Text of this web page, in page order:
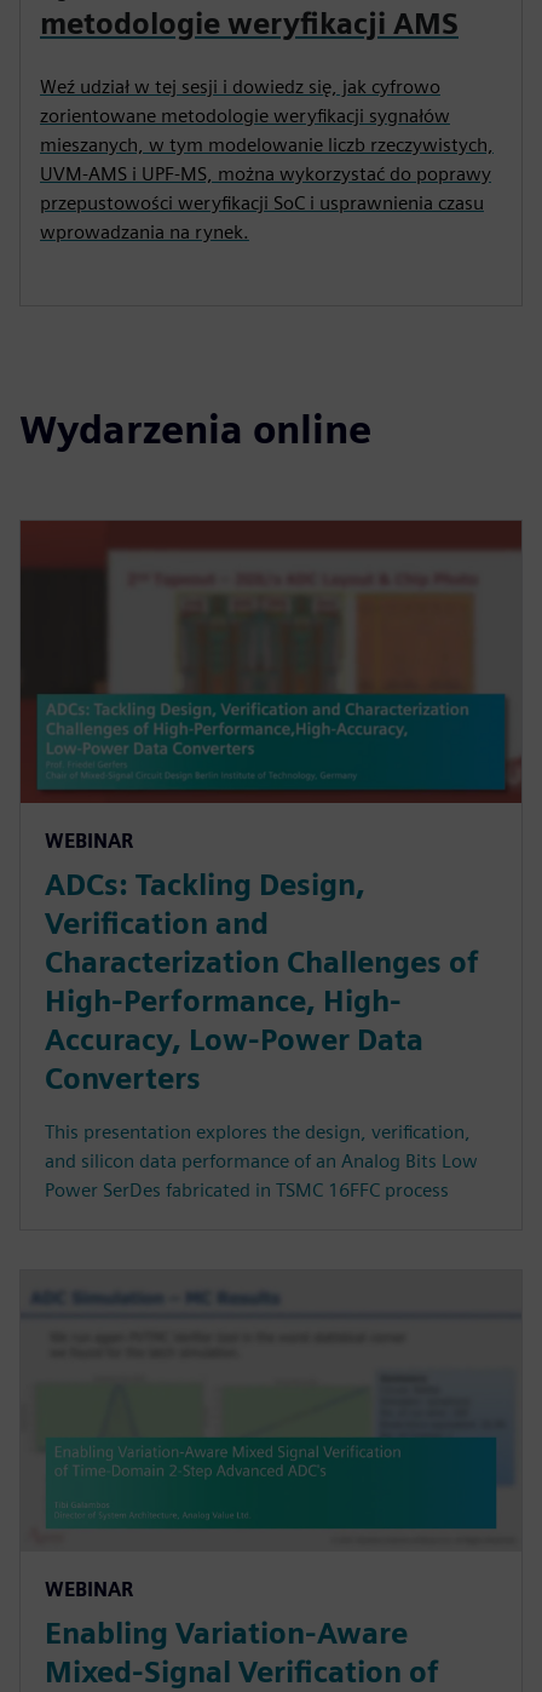
metodologie weryfikacji AMS
Weź udział w tej sesji i dowiedz się, jak cyfrowo
zorientowane metodologie weryfikacji sygnałów
mieszanych, w tym modelowanie liczb rzeczywistych,
UVM-AMS i UPF-MS, można wykorzystać do poprawy
przepustowości weryfikacji SoC i usprawnienia czasu
wprowadzania na rynek.
Wydarzenia online
WEBINAR
ADCs: Tackling Design,
Verification and
Characterization Challenges of
High-Performance, High-
Accuracy, Low-Power Data
Converters
This presentation explores the design, verification,
and silicon data performance of an Analog Bits Low
Power SerDes fabricated in TSMC 16FFC process
WEBINAR
Enabling Variation-Aware
Mixed-Signal Verification of